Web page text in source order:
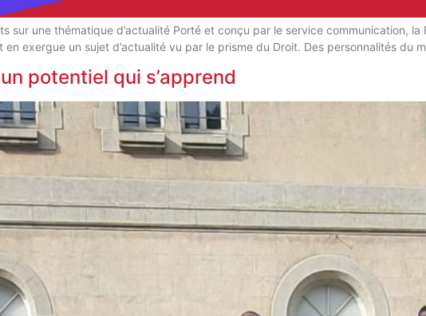
sur une thématique d’actualité Porté et conçu par le service communication,
exergue un sujet d’actualité vu par le prisme du Droit. Des personnalités du
potentiel qui s’apprend